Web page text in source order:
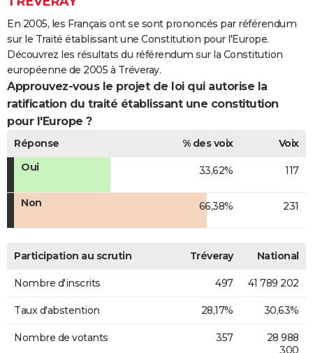
COPAINS D'AVANT
S'inscrire
Se connecter
Lycées
Collèges
Primaires
Universités
Entreprises
Service militaire
Avis de recherche
AVIS DE DÉCÈS
FORUM
Bricolage
Lifestyle
Culture
Sport
Auto
Television
Voyage
Cinema
En 2005, les Français ont se sont prononcés par référendum
sur le Traité établissant une Constitution pour l'Europe.
Découvrez les résultats du référendum sur la Constitution
européenne de 2005 à Tréveray.
Approuvez-vous le projet de loi qui autorise la
ratification du traité établissant une constitution
pour l'Europe ?
Réponse % des voix
Voix
Oui
33,62% 117
Non 66,38% 231
Participation au scrutin Tréveray National
Nombre d'inscrits 497 41 789 202
Taux d'abstention 28,17% 30,63%
Nombre de votants 357
28 988